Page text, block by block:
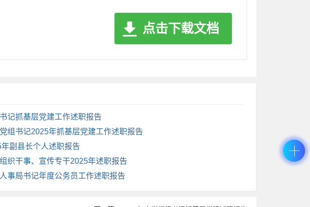
承办、人大工委督办”的办理机制，召开意见建议交办会1次，确保
同时，结合工作实际，突出工作重点，从中选出影响面较大的**条
理等群众关注度高、社会反映强的意见建议得到了有效办理落实。
，才能履行好监督职责。工作和生活中，我能够严格遵守党的政治
自律规定，时刻按照讲政治、讲正气、讲大局的标准要求自己。同
力关、金钱关、亲情关，能够严格要求自己的家属和身边的工作人
的新形象，当好标杆做好带头人。执行民主集中制方面，我始终支
、决定，一年来，共组织召开主任会议**次，对召开常委会会议、
点击下载文档
记抓基层党建工作述职报告
组书记2025年抓基层党建工作述职报告
年副县长个人述职报告
织干事、宣传专干2025年述职报告
事局书记年度公务员工作述职报告